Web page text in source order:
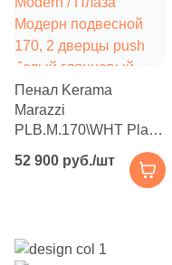
Пенал Kerama
Marazzi
PLB.M.170\WHT Plaza
Модерн подвесной
170, 2 дверцы push
52 900 руб./шт